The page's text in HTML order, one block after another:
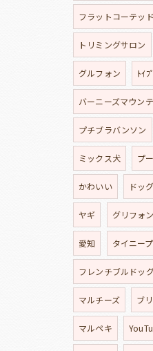
フラットコーテッ
トリミングサロン
グルフォン ﾄｲﾌ
バーニーズマウン
プチブラバンソン
ミックス犬 プ
かわいい ドッ
ヤギ グリフォン
愛知 タイニー
フレンチブルドッ
マルチーズ ブ
マルペキ